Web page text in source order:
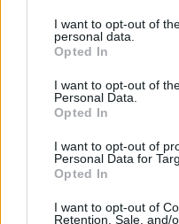
not limited to your visit or
grant or deny consent to
use your data for below
consent section.
I want to opt-out of
personal data.
Opted In
I want to opt-out of
Personal Data.
Opted In
I want to opt-out of
Personal Data for
Opted In
I want to opt-out of
Retention, Sale, and/
ÉS SOKKAL FINOMABB
Titkos hozzávaló
24 óra